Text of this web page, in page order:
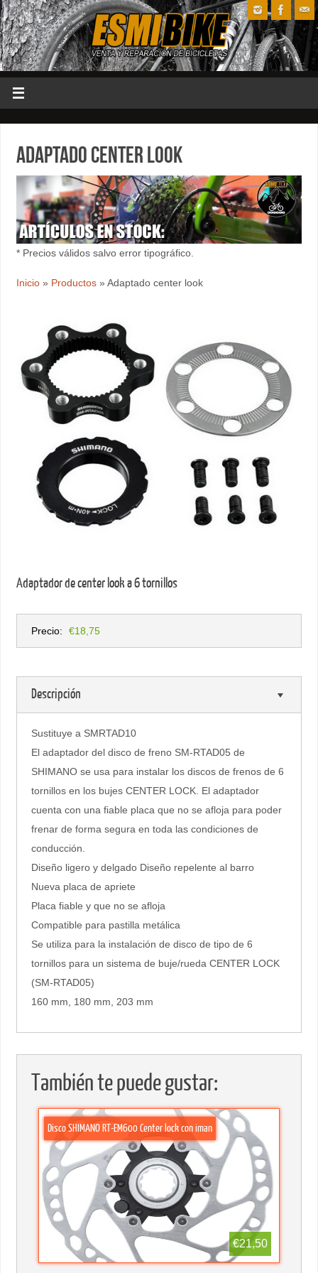
Adaptado center look
* Precios válidos salvo error tipográfico.
Inicio» Productos» Adaptado center look
Adaptador de center look a 6 tornillos
Precio: €18,75
Descripción
Sustituye a SMRTAD10
El adaptador del disco de freno SM-RTAD05 de
SHIMANO se usa para instalar los discos de frenos de 6
tornillos en los bujes CENTER LOCK. El adaptador
cuenta con una fiable placa que no se afloja para poder
frenar de forma segura en toda las condiciones de
conducción.
Diseño ligero y delgado Diseño repelente al barro
Nueva placa de apriete
Placa fiable y que no se afloja
Compatible para pastilla metálica
Se utiliza para la instalación de disco de tipo de 6
tornillos para un sistema de buje/rueda CENTER LOCK
(SM-RTAD05)
160 mm, 180 mm, 203 mm
También te puede gustar:
Disco SHIMANO RT-EM600 Center lock con iman
€21,50